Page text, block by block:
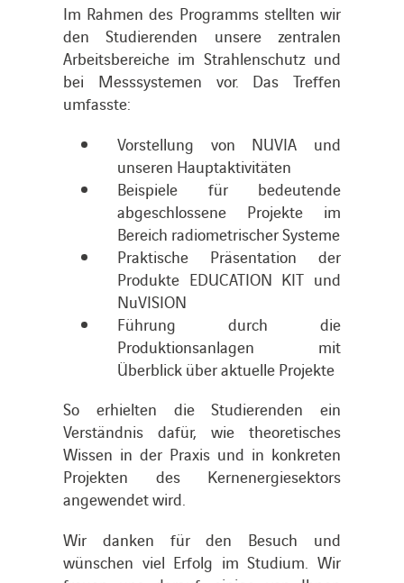
Im Rahmen des Programms stellten wir
den Studierenden unsere zentralen
Arbeitsbereiche im Strahlenschutz und
bei Messsystemen vor. Das Treffen
umfasste:
Vorstellung von NUVIA und
unseren Hauptaktivitäten
Beispiele für bedeutende
abgeschlossene Projekte im
Bereich radiometrischer Systeme
Praktische Präsentation der
Produkte EDUCATION KIT und
NuVISION
Führung durch die
Produktionsanlagen mit
Überblick über aktuelle Projekte
So erhielten die Studierenden ein
Verständnis dafür, wie theoretisches
Wissen in der Praxis und in konkreten
Projekten des Kernenergiesektors
angewendet wird.
Wir danken für den Besuch und
wünschen viel Erfolg im Studium. Wir